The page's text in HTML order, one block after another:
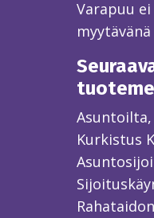
Varapuu
Asuntoilta,
Kurkistus